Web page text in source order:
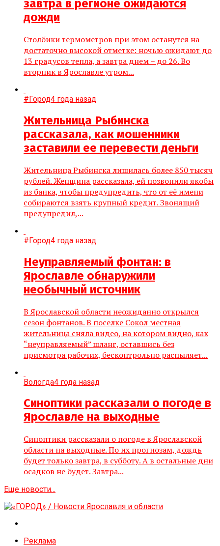
завтра в регионе ожидаются
дожди
Столбики термометров при этом останутся на
достаточно высокой отметке: ночью ожидают до
13 градусов тепла, а завтра днем – до 26. Во
вторник в Ярославле утром...
#Город4 года назад
Жительница Рыбинска
рассказала, как мошенники
заставили ее перевести деньги
Жительница Рыбинска лишилась более 850 тысяч
рублей. Женщина рассказала, ей позвонили якобы
из банка, чтобы предупредить, что от её имени
собираются взять крупный кредит. Звонящий
предупредил,...
#Город4 года назад
Неуправляемый фонтан: в
Ярославле обнаружили
необычный источник
В Ярославской области неожиданно открылся
сезон фонтанов. В поселке Сокол местная
жительница сняла видео, на котором видно, как
“неуправляемый” шланг, оставшись без
присмотра рабочих, бесконтрольно распыляет...
Вологда4 года назад
Синоптики рассказали о погоде в
Ярославле на выходные
Синоптики рассказали о погоде в Ярославской
области на выходные. По их прогнозам, дождь
будет только завтра, в субботу. А в остальные дни
осадков не будет. Завтра...
Еще новости...
Реклама